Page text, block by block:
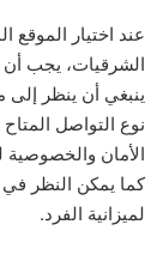
عند اختيار الموقع
الشرقيات، يجب أن
ينبغي أن ينظر إلى
نوع التواصل
الأمان
كما يمكن النظر في
لميزانية الفرد.